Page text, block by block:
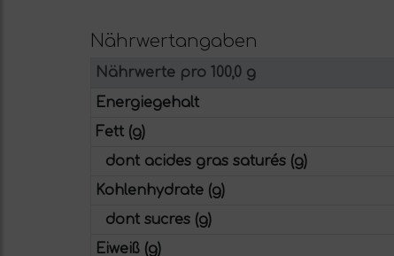
Nährwertangaben
Nährwerte pro 100,0 g
Energiegehalt
Fett (g)
dont acides gras saturés (g)
Kohlenhydrate (g)
dont sucres (g)
Eiweiß (g)